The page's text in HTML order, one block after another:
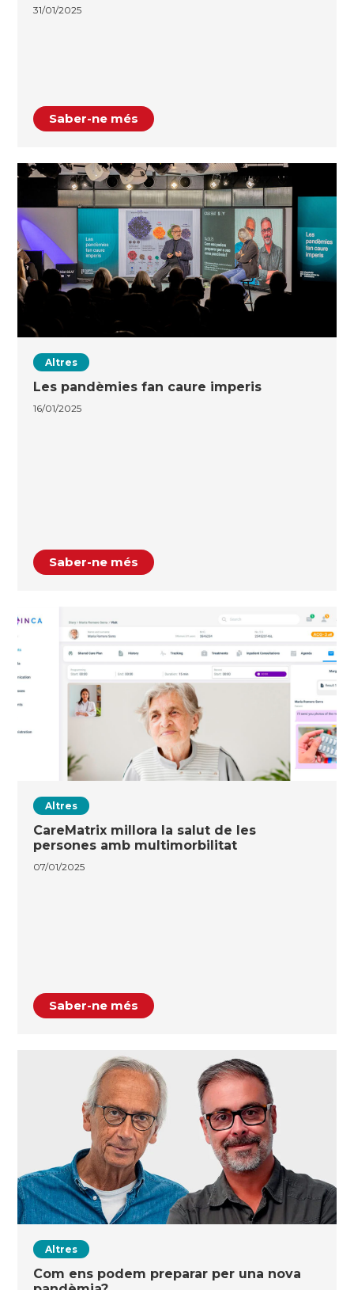
31/01/2025
Saber-ne més
Altres
Les pandèmies fan caure imperis
16/01/2025
Saber-ne més
Altres
CareMatrix millora la salut de les
persones amb multimorbilitat
07/01/2025
Saber-ne més
Altres
Com ens podem preparar per una nova